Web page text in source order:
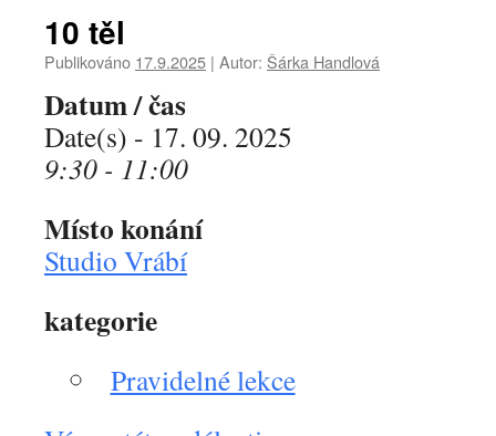
10 těl
Publikováno 17.9.2025 | Autor: Šárka Handlová
Datum / čas
Date(s) - 17. 09. 2025
9:30 - 11:00
Místo konání
Studio Vrábí
kategorie
Pravidelné lekce